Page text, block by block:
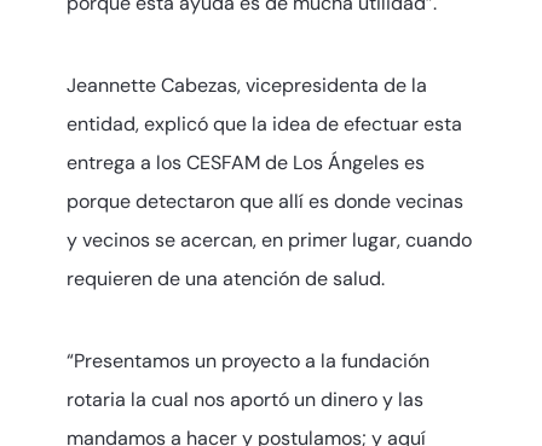
Jeannette Cabezas, vicepresidenta de la
entidad, explicó que la idea de efectuar esta
entrega a los CESFAM de Los Ángeles es
porque detectaron que allí es donde vecinas
y vecinos se acercan, en primer lugar, cuando
requieren de una atención de salud.
“Presentamos un proyecto a la fundación
rotaria la cual nos aportó un dinero y las
mandamos a hacer y postulamos; y aquí